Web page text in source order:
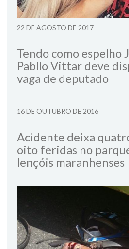
22 DE AGOSTO DE 2017
Tendo como espelho
Pabllo Vittar deve
vaga de deputado
16 DE OUTUBRO DE 2016
Acidente deixa
oito feridas no
lençóis maranhenses